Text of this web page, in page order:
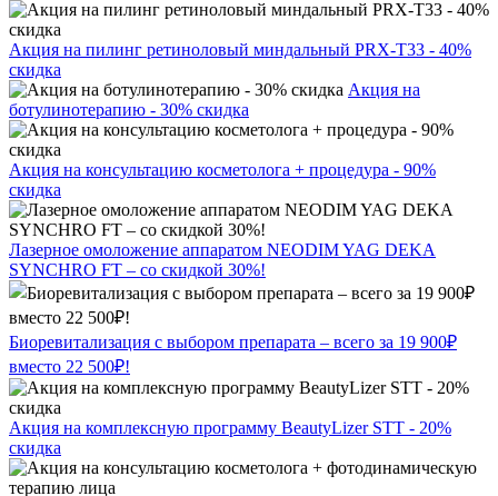
Акция на пилинг ретиноловый миндальный PRX-T33 - 40%
скидка
Акция на
ботулинотерапию - 30% скидка
Акция на консультацию косметолога + процедура - 90%
скидка
Лазерное омоложение аппаратом NEODIM YAG DEKA
SYNCHRO FT – со скидкой 30%!
Биоревитализация с выбором препарата – всего за 19 900₽
вместо 22 500₽!
Акция на комплексную программу BeautyLizer STT - 20%
скидка